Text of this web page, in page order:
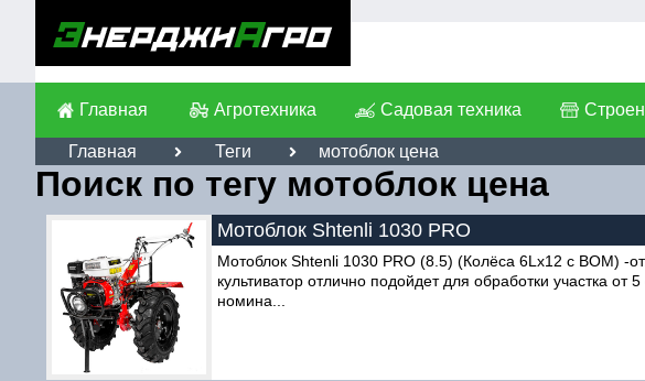
Главная Агротехника Садовая техника
Главная Теги мотоблок цена
Поиск по тегу мотоблок цена
Мотоблок Shtenli 1030 PRO
Мотоблок Shtenli 1030 PRO (8.5) (Колёса 6Lx12 с ВОМ) -
культиватор отлично подойдет для обработки участка
номина...